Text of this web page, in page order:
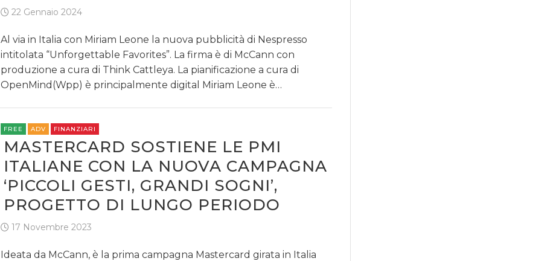
22 Gennaio 2024
Al via in Italia con Miriam Leone la nuova pubblicità di Nespresso
intitolata “Unforgettable Favorites”. La firma è di McCann con
produzione a cura di Think Cattleya. La pianificazione a cura di
OpenMind(Wpp) è principalmente digital Miriam Leone è…
FREE ADV FINANZIARI
MASTERCARD SOSTIENE LE PMI
ITALIANE CON LA NUOVA CAMPAGNA
‘PICCOLI GESTI, GRANDI SOGNI’,
PROGETTO DI LUNGO PERIODO
17 Novembre 2023
Ideata da McCann, è la prima campagna Mastercard girata in Italia